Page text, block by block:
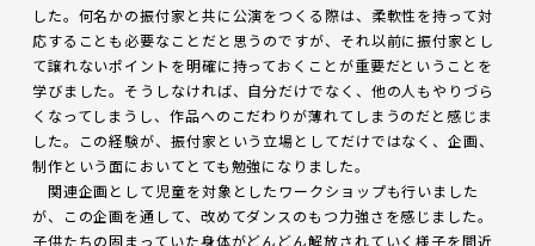
した。何名かの振付家と共に公演をつくる際は、柔軟性を持って対
応することも必要なことだと思うのですが、それ以前に振付家とし
て譲れないポイントを明確に持っておくことが重要だということを
学びました。そうしなければ、自分だけでなく、他の人もやりづら
くなってしまうし、作品へのこだわりが薄れてしまうのだと感じま
した。この経験が、振付家という立場としてだけではなく、企画、
制作という面においてとても勉強になりました。
関連企画として児童を対象としたワークショップも行いました
が、この企画を通して、改めてダンスのもつ力強さを感じました。
子供たちの固まっていた身体がどんどん解放されていく様子を間近